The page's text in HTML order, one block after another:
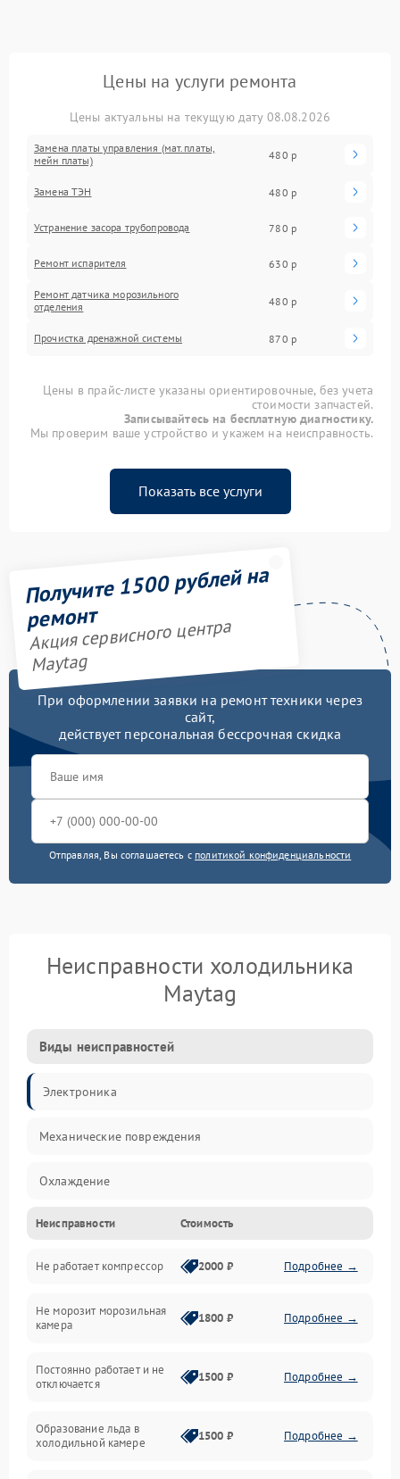
Цены на услуги ремонта
Цены актуальны на текущую дату 08.08.2026
Замена платы управления (мат.платы,
мейн платы)
480 р
Замена ТЭН 480 р
Устранение засора трубопровода 780 р
Ремонт испарителя 630 р
Ремонт датчика морозильного
отделения
480 р
Прочистка дренажной системы 870 р
Цены в прайс-листе указаны ориентировочные, без учета
стоимости запчастей.
Записывайтесь на бесплатную диагностику.
Мы проверим ваше устройство и укажем на неисправность.
Показать все услуги
Получите 1500 рублей на
ремонт
Акция сервисного центра
Maytag
При оформлении заявки на ремонт техники через
сайт,
действует персональная бессрочная скидка
Отправляя, Вы соглашаетесь с политикой конфиденциальности
Неисправности холодильника
Maytag
Виды неисправностей
Электроника
Механические повреждения
Охлаждение
Механика
Электропитание
Дренаж
Неисправности Стоимость
Не работает компрессор 2000 ₽ Подробнее →
Не морозит морозильная
камера
1800 ₽ Подробнее →
Постоянно работает и не
отключается
1500 ₽ Подробнее →
Образование льда в
холодильной камере
1500 ₽ Подробнее →